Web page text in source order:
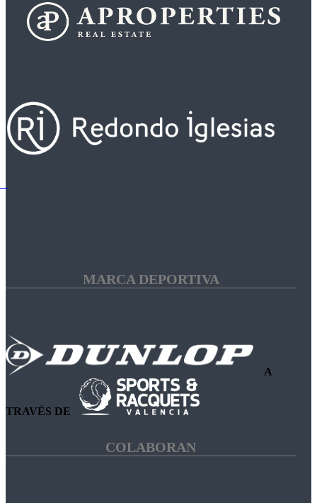
MARCA DEPORTIVA
A
TRAVÉS DE
COLABORAN